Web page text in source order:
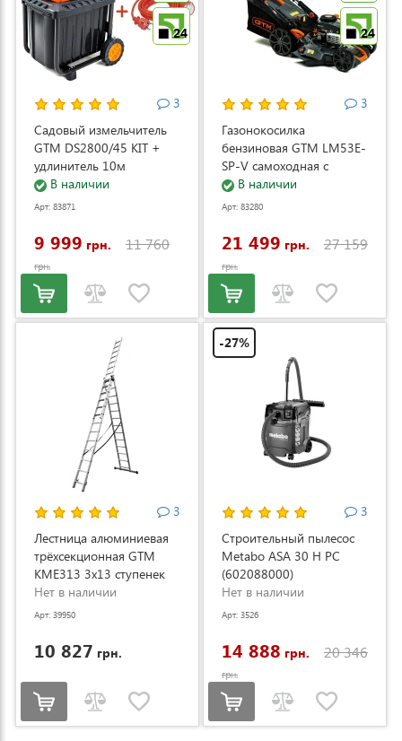
24
3
Садовый измельчитель
GTM DS2800/45 KIT +
удлинитель 10м
(DS2800/45_KIT+ext.cord)
В наличии
Арт: 83871
9 999 грн. 11 760
грн.
24
3
Газонокосилка
бензиновая GTM LM53E-
SP-V самоходная с
электростартером и
регулировкой скорости
В наличии
Арт: 83280
21 499 грн. 27 159
грн.
3
Лестница алюминиевая
трёхсекционная GTM
KME313 3x13 ступенек
3.53-8.93м (KME313)
Нет в наличии
Арт: 39950
10 827 грн.
-27%
3
Строительный пылесос
Metabo ASA 30 H PC
(602088000)
Нет в наличии
Арт: 3526
14 888 грн. 20 346
грн.